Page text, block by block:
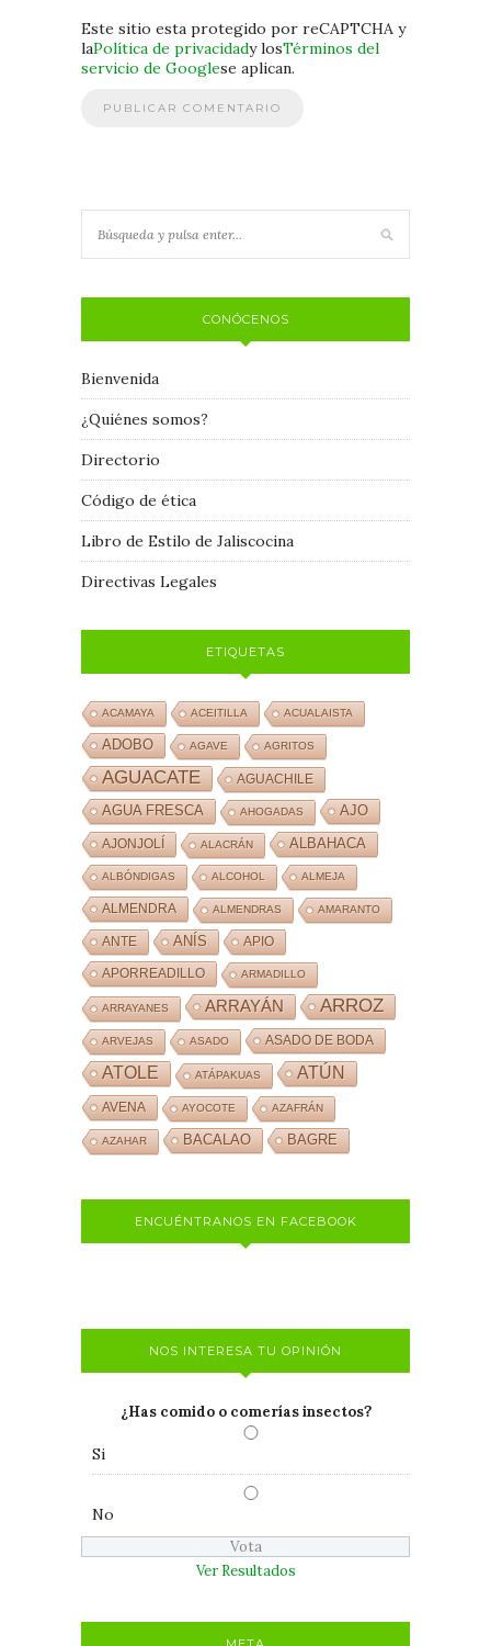
Este sitio esta protegido por reCAPTCHA y
laPolítica de privacidady losTérminos del
servicio de Googlese aplican.
CONÓCENOS
Bienvenida
¿Quiénes somos?
Directorio
Código de ética
Libro de Estilo de Jaliscocina
Directivas Legales
ETIQUETAS
ACAMAYA ACEITILLA ACUALAISTA
ADOBO AGAVE AGRITOS
AGUACATE AGUACHILE
AGUA FRESCA AHOGADAS AJO
AJONJOLÍ ALACRÁN ALBAHACA
ALBÓNDIGAS ALCOHOL ALMEJA
ALMENDRA ALMENDRAS AMARANTO
ANTE ANÍS APIO
APORREADILLO ARMADILLO
ARRAYANES ARRAYÁN ARROZ
ARVEJAS ASADO ASADO DE BODA
ATOLE ATÁPAKUAS ATÚN
AVENA AYOCOTE AZAFRÁN
AZAHAR BACALAO BAGRE
ENCUÉNTRANOS EN FACEBOOK
NOS INTERESA TU OPINIÓN
¿Has comido o comerías insectos?
Si
No
Ver Resultados